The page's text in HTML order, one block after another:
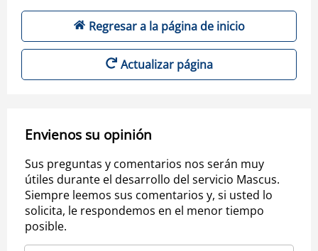
Regresar a la página de inicio
Actualizar página
Envienos su opinión
Sus preguntas y comentarios nos serán muy
útiles durante el desarrollo del servicio Mascus.
Siempre leemos sus comentarios y, si usted lo
solicita, le respondemos en el menor tiempo
posible.